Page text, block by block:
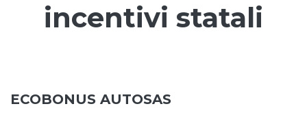
incentivi statali
ECOBONUS AUTOSAS